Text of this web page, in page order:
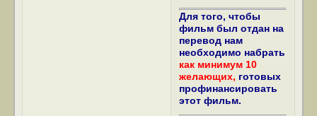
Для того, чтобы
фильм был отдан на
перевод нам
необходимо набрать
как минимум 10
желающих, готовых
профинансировать
этот фильм.